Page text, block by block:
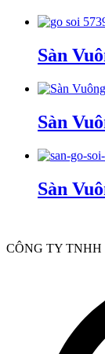
Sàn
Sàn
Sàn
CÔNG TY